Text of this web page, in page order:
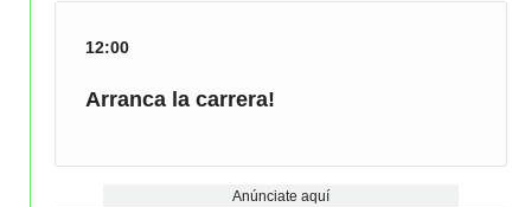
12:00
Arranca la carrera!
Anúnciate aquí